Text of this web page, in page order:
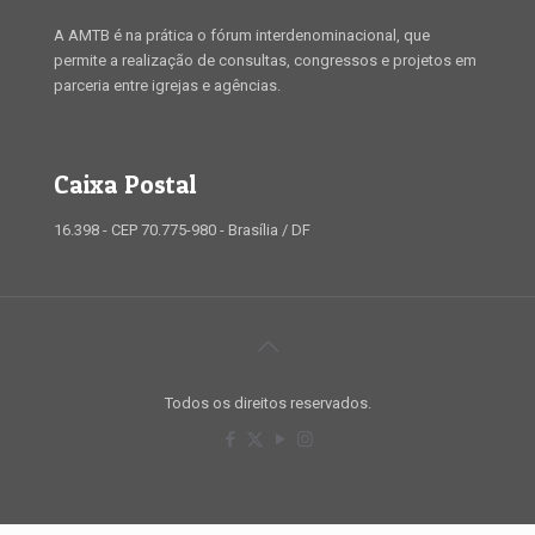
A AMTB é na prática o fórum interdenominacional, que
permite a realização de consultas, congressos e projetos em
parceria entre igrejas e agências.
Caixa Postal
16.398 - CEP 70.775-980 - Brasília / DF
Todos os direitos reservados.